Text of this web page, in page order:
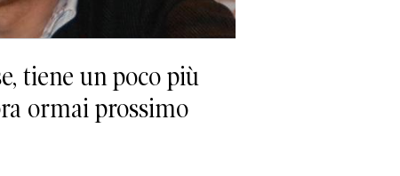
tiene un poco più
ormai prossimo